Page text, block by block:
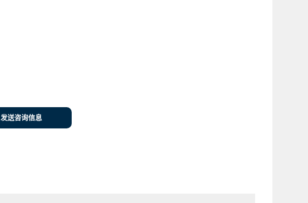
发送咨询信息